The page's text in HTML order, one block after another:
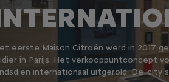
eerste Maison Citroën werd in 2017
in Parijs. Het verkooppuntconcept
internationaal uitgerold. De 'city